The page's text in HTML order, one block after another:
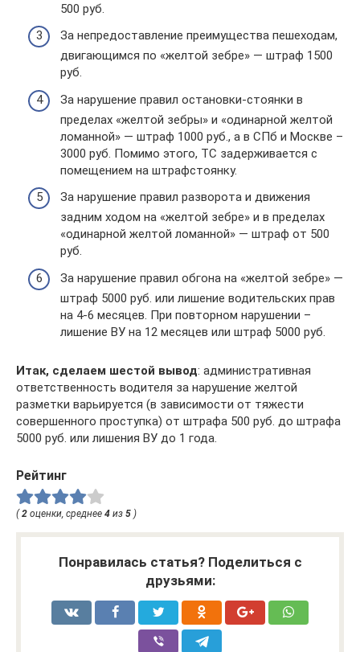
500 руб.
За непредоставление преимущества пешеходам,
двигающимся по «желтой зебре» — штраф 1500
руб.
За нарушение правил остановки-стоянки в
пределах «желтой зебры» и «одинарной желтой
ломанной» — штраф 1000 руб., а в СПб и Москве –
3000 руб. Помимо этого, ТС задерживается с
помещением на штрафстоянку.
За нарушение правил разворота и движения
задним ходом на «желтой зебре» и в пределах
«одинарной желтой ломанной» — штраф от 500
руб.
За нарушение правил обгона на «желтой зебре» —
штраф 5000 руб. или лишение водительских прав
на 4-6 месяцев. При повторном нарушении –
лишение ВУ на 12 месяцев или штраф 5000 руб.
Итак, сделаем шестой вывод: административная
ответственность водителя за нарушение желтой
разметки варьируется (в зависимости от тяжести
совершенного проступка) от штрафа 500 руб. до штрафа
5000 руб. или лишения ВУ до 1 года.
Рейтинг
(2 оценки, среднее 4 из 5 )
Понравилась статья? Поделиться с
друзьями: